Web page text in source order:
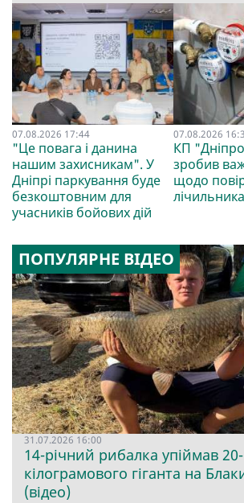
07.08.2026 17:44
"Це повага і данина
нашим захисникам". У
Дніпрі паркування буде
безкоштовним для
учасників бойових дій
07.08.2026
КП
зробив
щодо
лічильника
ПОПУЛЯРНЕ ВІДЕО
31.07.2026 16:00
14-річний рибалка упіймав 20-
кілограмового гіганта на
(відео)